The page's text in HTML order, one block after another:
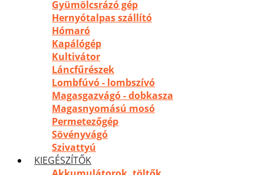
Gyümölcsrázó gép
Hernyótalpas szállító
Hómaró
Kapálógép
Kultivátor
Láncfűrészek
Lombfúvó - lombszívó
Magasgazvágó - dobkasza
Magasnyomású mosó
Permetezőgép
Sövényvágó
Szivattyú
KIEGÉSZÍTŐK